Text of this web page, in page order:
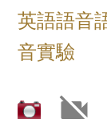
英語語音
音實驗